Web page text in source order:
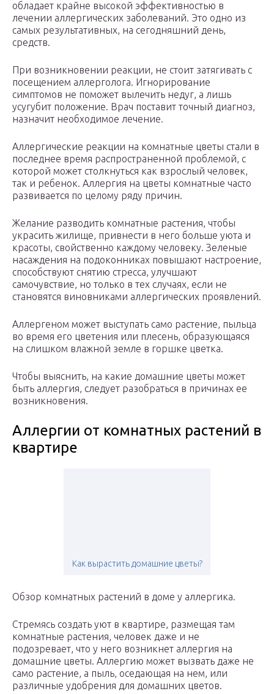
обладает крайне высокой эффективностью в
лечении аллергических заболеваний. Это одно из
самых результативных, на сегодняшний день,
средств.
При возникновении реакции, не стоит затягивать с
посещением аллерголога. Игнорирование
симптомов не поможет вылечить недуг, а лишь
усугубит положение. Врач поставит точный диагноз,
назначит необходимое лечение.
Аллергические реакции на комнатные цветы стали в
последнее время распространенной проблемой, с
которой может столкнуться как взрослый человек,
так и ребенок. Аллергия на цветы комнатные часто
развивается по целому ряду причин.
Желание разводить комнатные растения, чтобы
украсить жилище, привнести в него больше уюта и
красоты, свойственно каждому человеку. Зеленые
насаждения на подоконниках повышают настроение,
способствуют снятию стресса, улучшают
самочувствие, но только в тех случаях, если не
становятся виновниками аллергических проявлений.
Аллергеном может выступать само растение, пыльца
во время его цветения или плесень, образующаяся
на слишком влажной земле в горшке цветка.
Чтобы выяснить, на какие домашние цветы может
быть аллергия, следует разобраться в причинах ее
возникновения.
Аллергии от комнатных растений в
квартире
Как вырастить домашние цветы?
Обзор комнатных растений в доме у аллергика.
Стремясь создать уют в квартире, размещая там
комнатные растения, человек даже и не
подозревает, что у него возникнет аллергия на
домашние цветы. Аллергию может вызвать даже не
само растение, а пыль, оседающая на нем, или
различные удобрения для домашних цветов.